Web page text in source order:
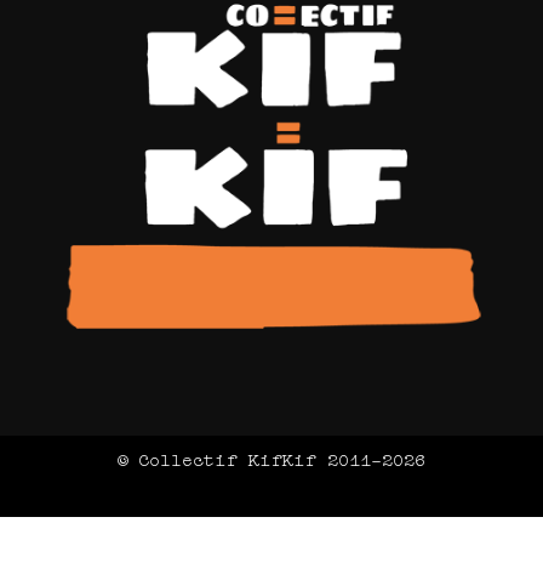
© Collectif KifKif 2011-2026